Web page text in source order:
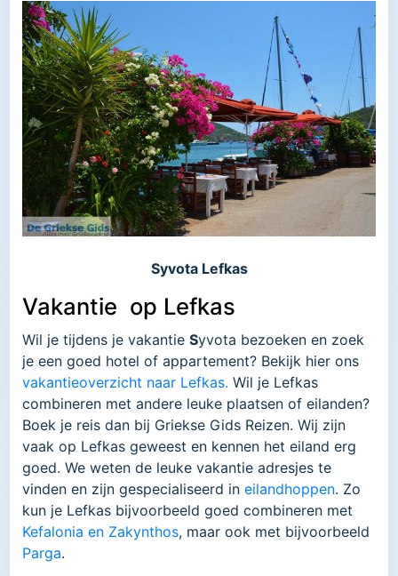
Syvota Lefkas
Vakantie op Lefkas
Wil je tijdens je vakantie Syvota bezoeken en zoek
je een goed hotel of appartement? Bekijk hier ons
vakantieoverzicht naar Lefkas. Wil je Lefkas
combineren met andere leuke plaatsen of eilanden?
Boek je reis dan bij Griekse Gids Reizen. Wij zijn
vaak op Lefkas geweest en kennen het eiland erg
goed. We weten de leuke vakantie adresjes te
vinden en zijn gespecialiseerd in eilandhoppen. Zo
kun je Lefkas bijvoorbeeld goed combineren met
Kefalonia en Zakynthos, maar ook met bijvoorbeeld
Parga.